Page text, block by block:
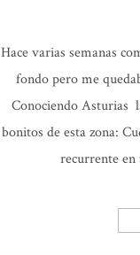
Hace varias semanas
fondo pero me
Conociendo Asturias
bonitos de esta zona:
recurrente en